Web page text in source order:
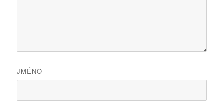
JMÉNO